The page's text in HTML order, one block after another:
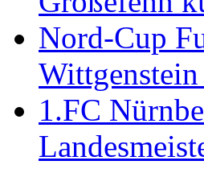
Nord-Cup
1.FC